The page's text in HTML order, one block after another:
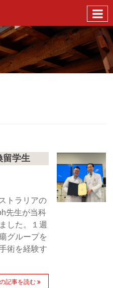
留学生
トラリアの
先生が当科
した。１週
グループを
術を経験す
記事を読む